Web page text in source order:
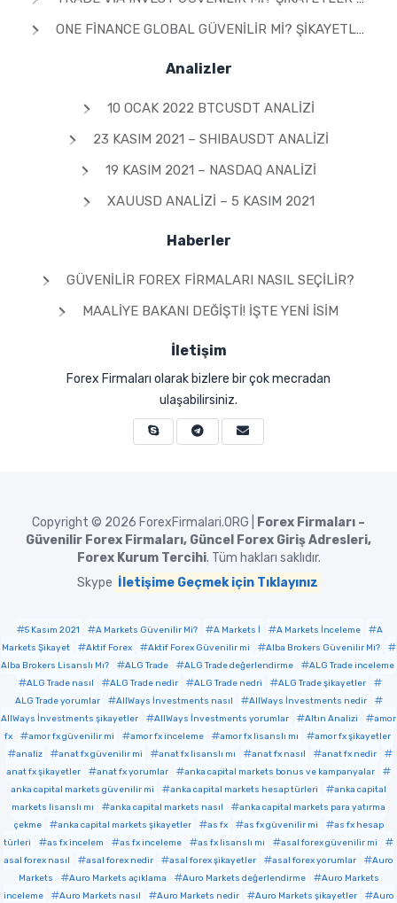
ONE FINANCE GLOBAL GÜVENILIR MI? ŞIKAYETLER & YORUMLAR 2026
Analizler
10 OCAK 2022 BTCUSDT ANALIZI
23 KASIM 2021 – SHIBAUSDT ANALIZI
19 KASIM 2021 – NASDAQ ANALIZI
XAUUSD ANALIZI – 5 KASIM 2021
Haberler
GÜVENILIR FOREX FIRMALARI NASIL SEÇILIR?
MAALIYE BAKANI DEĞIŞTI! İŞTE YENI İSIM
İletişim
Forex Firmaları olarak bizlere bir çok mecradan
ulaşabilirsiniz.
Copyright © 2026 ForexFirmalari.ORG |
Forex Firmaları –
Güvenilir Forex Firmaları, Güncel Forex Giriş Adresleri,
Forex Kurum Tercihi. Tüm hakları saklıdır.
Skype İletişime Geçmek için Tıklayınız
5 Kasım 2021 A Markets Güvenilir Mi? A Markets İ A Markets İnceleme
A
Markets Şikayet
Aktif Forex Aktif Forex Güvenilir mi
Alba Brokers Güvenilir Mi?
Alba Brokers Lisanslı Mı?
ALG Trade ALG Trade değerlendirme
ALG Trade inceleme
ALG Trade nasıl
ALG Trade nedir ALG Trade nedri
ALG Trade şikayetler
ALG Trade yorumlar
AllWays İnvestments nasıl
AllWays İnvestments nedir
AllWays İnvestments şikayetler
AllWays İnvestments yorumlar Altın Analizi
amor
fx
amor fx güvenilir mi amor fx inceleme amor fx lisanslı mı
amor fx şikayetler
analiz
anat fx güvenilir mi anat fx lisanslı mı anat fx nasıl
anat fx nedir
anat fx şikayetler
anat fx yorumlar
anka capital markets bonus ve kampanyalar
anka capital markets güvenilir mi
anka capital markets hesap türleri
anka capital
markets lisanslı mı
anka capital markets nasıl
anka capital markets para yatırma
çekme
anka capital markets şikayetler as fx as fx güvenilir mi
as fx hesap
türleri
as fx incelem as fx inceleme as fx lisanslı mı
asal forex güvenilir mi
asal forex nasıl
asal forex nedir asal forex şikayetler asal forex yorumlar
Auro
Markets
Auro Markets açıklama Auro Markets değerlendirme
Auro Markets
inceleme
Auro Markets nasıl Auro Markets nedir Auro Markets şikayetler
Auro